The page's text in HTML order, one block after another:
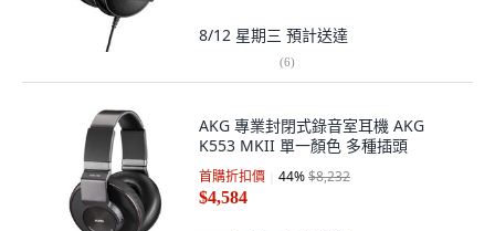
8/12 星期三 預計送達
(6)
AKG 專業封閉式錄音室耳機 AKG
K553 MKII 單一顏色 多種插頭
首購折扣價 44%$8,232
$4,584